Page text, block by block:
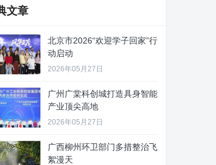
文章
北京市2026“欢迎学子回家”行
动启动
2026年05月27日
广州广棠科创城打造具身智能
产业顶尖高地
2026年05月27日
广西柳州环卫部门多措整治飞
絮漫天